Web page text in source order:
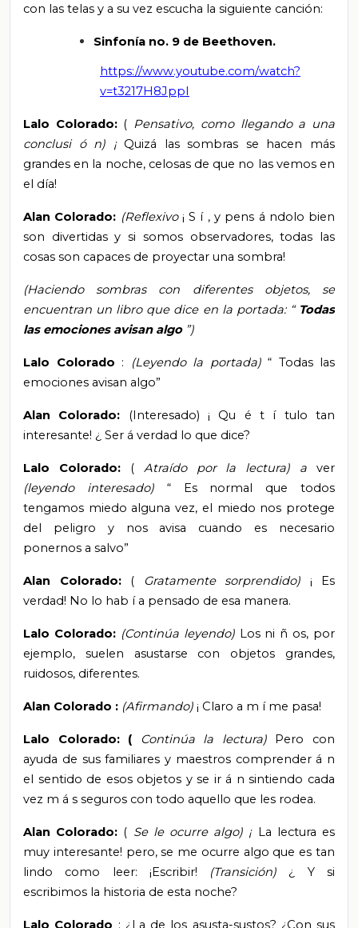
con las telas y a su vez escucha la siguiente canción:
Sinfonía no. 9 de Beethoven.
https://www.youtube.com/watch?
v=t3217H8JppI
Lalo Colorado: ( Pensativo, como llegando a una
conclusi ó n) ¡Quizá las sombras se hacen más
grandes en la noche, celosas de que no las vemos en
el día!
Alan Colorado: (Reflexivo ¡S í , y pens á ndolo bien
son divertidas y si somos observadores, todas las
cosas son capaces de proyectar una sombra!
(Haciendo sombras con diferentes objetos, se
encuentran un libro que dice en la portada: “ Todas
las emociones avisan algo ”)
Lalo Colorado : (Leyendo la portada) “ Todas las
emociones avisan algo”
Alan Colorado: (Interesado)¡Qu ét í tulo tan
interesante! ¿ Ser á verdad lo que dice?
Lalo Colorado: ( Atraído por la lectura) a ver
(leyendo interesado) “ Es normal que todos
tengamos miedo alguna vez, el miedo nos protege
del peligro y nos avisa cuando es necesario
ponernos a salvo”
Alan Colorado: ( Gratamente sorprendido) ¡ Es
verdad! No lo hab í a pensado de esa manera.
Lalo Colorado: (Continúa leyendo) Los ni ñ os, por
ejemplo, suelen asustarse con objetos grandes,
ruidosos, diferentes.
Alan Colorado : (Afirmando) ¡ Claro a m í me pasa!
Lalo Colorado: ( Continúa la lectura) Pero con
ayuda de sus familiares y maestros comprender á n
el sentido de esos objetos y se ir á n sintiendo cada
vez m á s seguros con todo aquello que les rodea.
Alan Colorado: ( Se le ocurre algo) ¡ La lectura es
muy interesante! pero, se me ocurre algo que es tan
lindo como leer: ¡Escribir!
(Transición) ¿ Y si
escribimos la historia de esta noche?
Lalo Colorado : ¿La de los asusta-sustos? ¿Con sus